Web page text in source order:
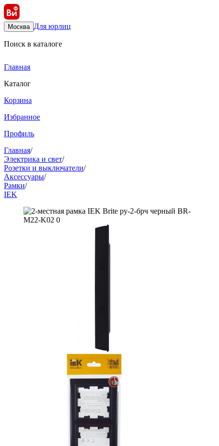
Москва Для юрлиц
Поиск в каталоге
Главная
Каталог
Корзина
Избранное
Профиль
Главная/
Электрика и свет/
Розетки и выключатели/
Аксессуары/
Рамки/
IEK